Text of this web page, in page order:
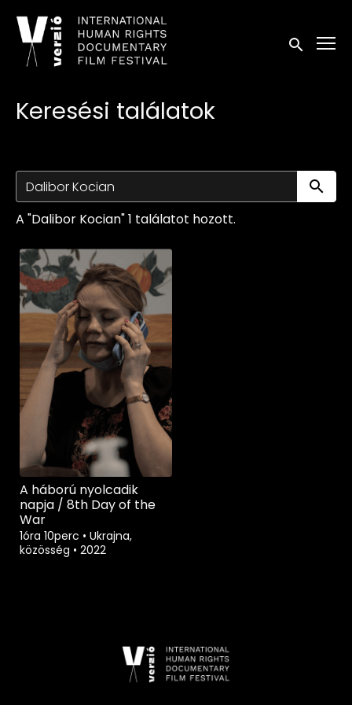
Kisegítő lehetőségek linkek
Keresés
Keresési találatok
A "Dalibor Kocian" 1 találatot hozott.
A háború nyolcadik
napja / 8th Day of the
War
1óra 10perc • Ukrajna,
közösség • 2022